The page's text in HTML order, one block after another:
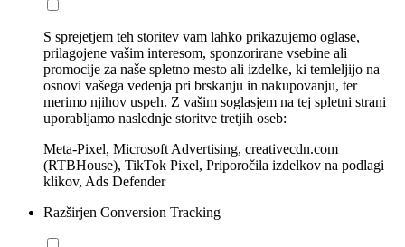
S sprejetjem teh storitev vam lahko prikazujemo oglase,
prilagojene vašim interesom, sponzorirane vsebine ali
promocije za naše spletno mesto ali izdelke, ki temleljijo na
osnovi vašega vedenja pri brskanju in nakupovanju, ter
merimo njihov uspeh. Z vašim soglasjem na tej spletni strani
uporabljamo naslednje storitve tretjih oseb:
Meta-Pixel, Microsoft Advertising, creativecdn.com
(RTBHouse), TikTok Pixel, Priporočila izdelkov na podlagi
klikov, Ads Defender
Razširjen Conversion Tracking